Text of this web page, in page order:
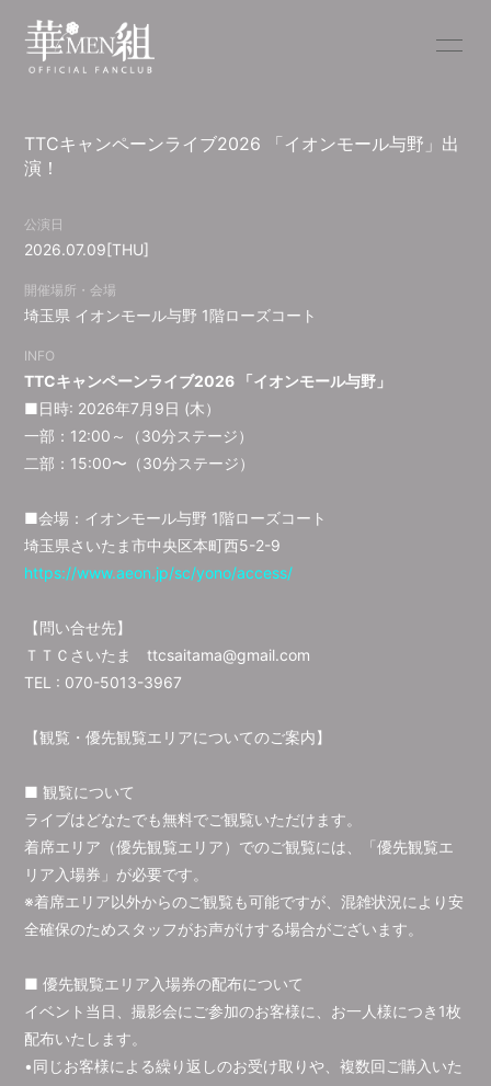
SCHEDULE PROFILE
DISCOGRAPHY
無料会員登録 ログイン
TTCキャンペーンライブ2026 「イオンモール与野」出
演！
公演日
2026.07.09[THU]
開催場所・会場
埼玉県 イオンモール与野 1階ローズコート
INFO
TTCキャンペーンライブ2026 「イオンモール与野」
■日時: 2026年7月9日 (木）
一部： 12:00～（30分ステージ）
二部：15:00〜 （30分ステージ）
■会場：イオンモール与野 1階ローズコート
埼玉県さいたま市中央区本町西5-2-9
https://www.aeon.jp/sc/yono/access/
【問い合せ先】
ＴＴＣさいたま ttcsaitama@gmail.com
TEL : 070-5013-3967
【観覧・優先観覧エリアについてのご案内】
■ 観覧について
ライブはどなたでも無料でご観覧いただけます。
着席エリア（優先観覧エリア）でのご観覧には、「優先観覧エ
リア入場券」が必要です。
※着席エリア以外からのご観覧も可能ですが、混雑状況により安
全確保のためスタッフがお声がけする場合がございます。
■ 優先観覧エリア入場券の配布について
イベント当日、撮影会にご参加のお客様に、お一人様につき1枚
配布いたします。
•同じお客様による繰り返しのお受け取りや、複数回ご購入いた